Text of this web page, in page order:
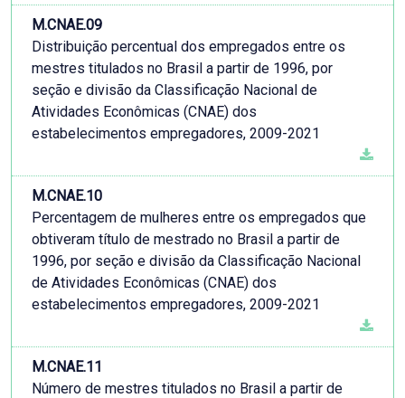
M.CNAE.09
Distribuição percentual dos empregados entre os
mestres titulados no Brasil a partir de 1996, por
seção e divisão da Classificação Nacional de
Atividades Econômicas (CNAE) dos
estabelecimentos empregadores, 2009-2021
M.CNAE.10
Percentagem de mulheres entre os empregados que
obtiveram título de mestrado no Brasil a partir de
1996, por seção e divisão da Classificação Nacional
de Atividades Econômicas (CNAE) dos
estabelecimentos empregadores, 2009-2021
M.CNAE.11
Número de mestres titulados no Brasil a partir de